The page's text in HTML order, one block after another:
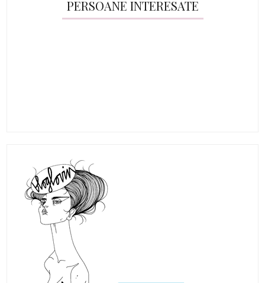
PERSOANE INTERESATE